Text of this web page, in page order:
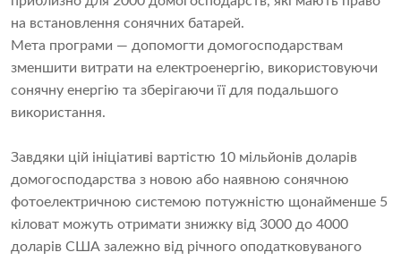
на встановлення сонячних батарей.
Мета програми — допомогти домогосподарствам
зменшити витрати на електроенергію, використовуючи
сонячну енергію та зберігаючи її для подальшого
використання.
Завдяки цій ініціативі вартістю 10 мільйонів доларів
домогосподарства з новою або наявною сонячною
фотоелектричною системою потужністю щонайменше 5
кіловат можуть отримати знижку від 3000 до 4000
доларів США залежно від річного оподатковуваного